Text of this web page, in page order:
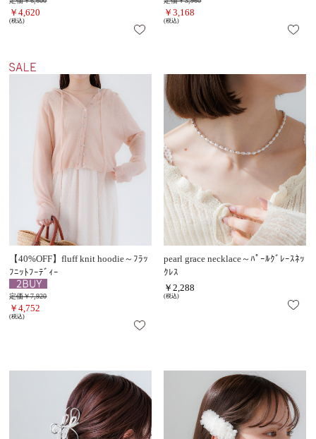
￥4,620
(税込)
￥3,168
(税込)
【40%OFF】fluff knit hoodie～ﾌﾗｯ
ﾌﾆｯﾄﾌｰﾃﾞｨｰ
定価￥7,920
￥4,752
(税込)
pearl grace necklace～ﾊﾟｰﾙｸﾞﾚｰｽﾈｯ
ｸﾚｽ
￥2,288
(税込)